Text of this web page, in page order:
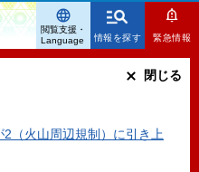
情報を探す 緊急情報
（火山周辺規制）に引き上
閉じる
閲覧支援・
Language